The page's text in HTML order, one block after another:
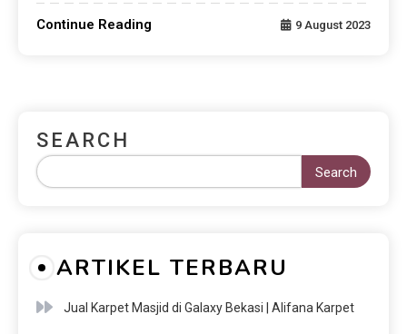
Continue Reading 9 August 2023
SEARCH
Search
ARTIKEL TERBARU
Jual Karpet Masjid di Galaxy Bekasi | Alifana Karpet